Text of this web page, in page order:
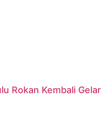
Rokan Kembali